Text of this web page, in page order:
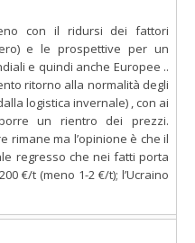
con il ridursi dei fattori
e le prospettive per un
e quindi anche Europee ..
ritorno alla normalità degli
logistica invernale) , con ai
un rientro dei prezzi.
rimane ma l’opinione è che il
regresso che nei fatti porta
€/t (meno 1-2 €/t); l’Ucraino